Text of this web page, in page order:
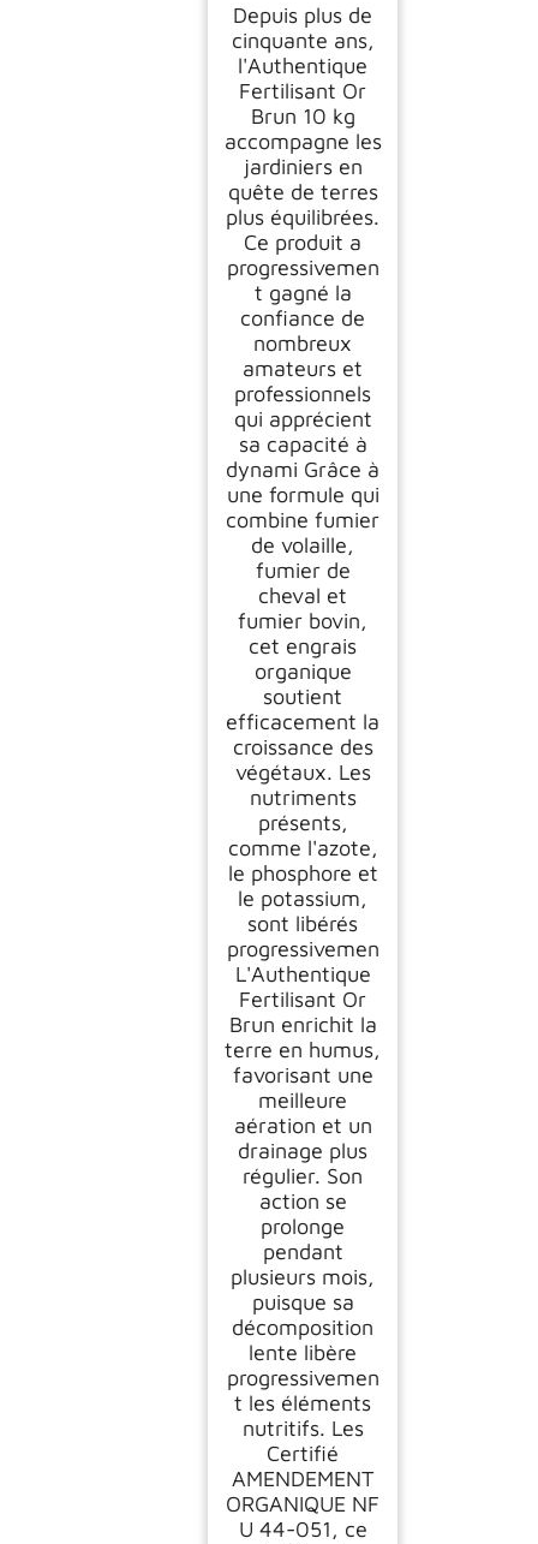
Sol - 10kg - 20m²
Depuis plus de
cinquante ans,
l'Authentique
Fertilisant Or
Brun 10 kg
accompagne les
jardiniers en
quête de terres
plus équilibrées.
Ce produit a
progressivemen
t gagné la
confiance de
nombreux
amateurs et
professionnels
qui apprécient
sa capacité à
dynami Grâce à
une formule qui
combine fumier
de volaille,
fumier de
cheval et
fumier bovin,
cet engrais
organique
soutient
efficacement la
croissance des
végétaux. Les
nutriments
présents,
comme l'azote,
le phosphore et
le potassium,
sont libérés
progressivemen
L'Authentique
Fertilisant Or
Brun enrichit la
terre en humus,
favorisant une
meilleure
aération et un
drainage plus
régulier. Son
action se
prolonge
pendant
plusieurs mois,
puisque sa
décomposition
lente libère
progressivemen
t les éléments
nutritifs. Les
Certifié
AMENDEMENT
ORGANIQUE NF
U 44-051, ce